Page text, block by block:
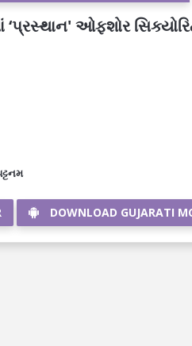
‘પ્રસ્થાન' ઓફશોર
DOWNLOAD GUJARATI